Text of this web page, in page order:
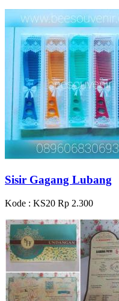
Sisir Gagang Lubang
Kode : KS20 Rp 2.300